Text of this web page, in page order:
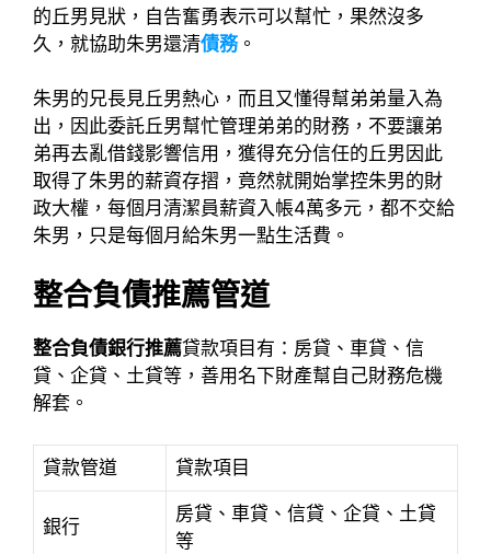
的丘男見狀，自告奮勇表示可以幫忙，果然沒多
久，就協助朱男還清債務。
朱男的兄長見丘男熱心，而且又懂得幫弟弟量入為
出，因此委託丘男幫忙管理弟弟的財務，不要讓弟
弟再去亂借錢影響信用，獲得充分信任的丘男因此
取得了朱男的薪資存摺，竟然就開始掌控朱男的財
政大權，每個月清潔員薪資入帳4萬多元，都不交給
朱男，只是每個月給朱男一點生活費。
整合負債推薦管道
整合負債銀行推薦貸款項目有：房貸、車貸、信
貸、企貸、土貸等，善用名下財產幫自己財務危機
解套。
貸款管道 貸款項目
銀行
房貸、車貸、信貸、企貸、土貸
等